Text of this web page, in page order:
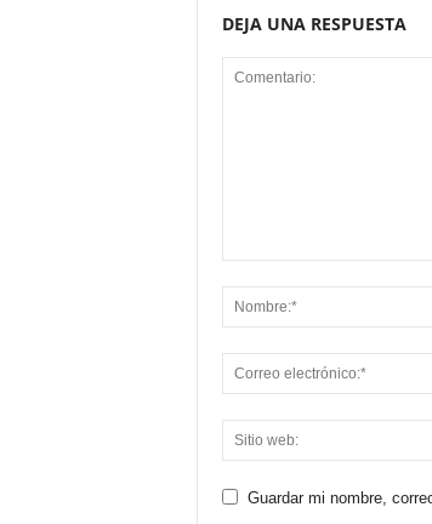
DEJA UNA RESPUESTA
Guardar mi nombre,